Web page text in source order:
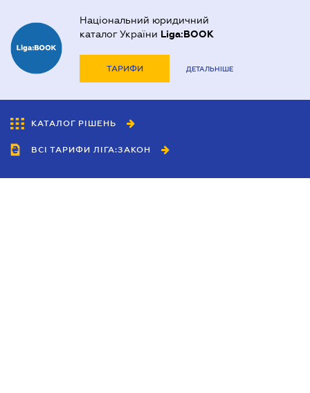
Національний юридичний
каталог України Liga:BOOK
ТАРИФИ ДЕТАЛЬНІШЕ
КАТАЛОГ РІШЕНЬ
ВСІ ТАРИФИ ЛІГА:ЗАКОН